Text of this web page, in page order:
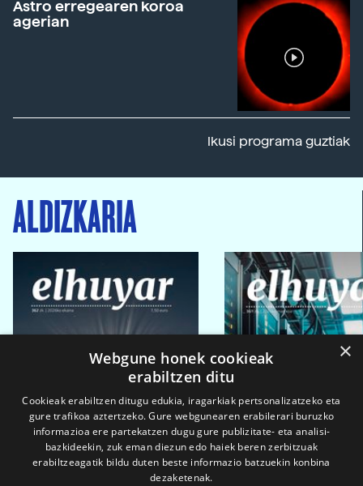
Astro erregearen koroa
agerian
Ikusi programa guztiak
ALDIZKARIA
×
Webgune honek cookieak
erabiltzen ditu
Cookieak erabiltzen ditugu edukia, iragarkiak pertsonalizatzeko eta
gure trafikoa aztertzeko. Gure webgunearen erabilerari buruzko
informazioa ere partekatzen dugu gure publizitate- eta analisi-
bazkideekin, zuk eman diezun edo haiek beren zerbitzuak
erabiltzeagatik bildu duten beste informazio batzuekin konbina
dezaketenak.